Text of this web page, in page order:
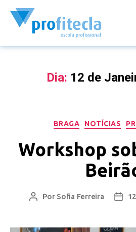
Dia: 12 de
BRAGA NOTÍCIAS
Workshop
Por Sofia Ferreira